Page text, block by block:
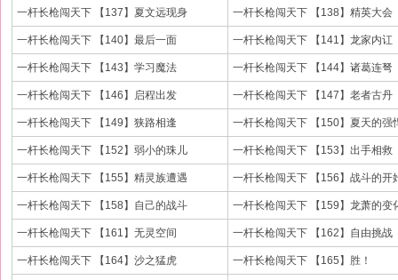
一杆长枪闯天下 【137】夏文远现身 一杆长枪闯天下 【138】精英大会
一杆长枪闯天下 【140】最后一面 一杆长枪闯天下 【141】龙家内讧
一杆长枪闯天下 【143】学习魔法 一杆长枪闯天下 【144】诸葛连弩
一杆长枪闯天下 【146】启程出发 一杆长枪闯天下 【147】老者古丹
一杆长枪闯天下 【149】狭路相逢 一杆长枪闯天下 【150】夏天的强
一杆长枪闯天下 【152】弱小的珠儿 一杆长枪闯天下 【153】出手相救
一杆长枪闯天下 【155】精灵族遭遇 一杆长枪闯天下 【156】战斗的开
一杆长枪闯天下 【158】自己的战斗 一杆长枪闯天下 【159】龙萧的变
一杆长枪闯天下 【161】无灵空间 一杆长枪闯天下 【162】自由挑战
一杆长枪闯天下 【164】沙之猛虎 一杆长枪闯天下 【165】胜！